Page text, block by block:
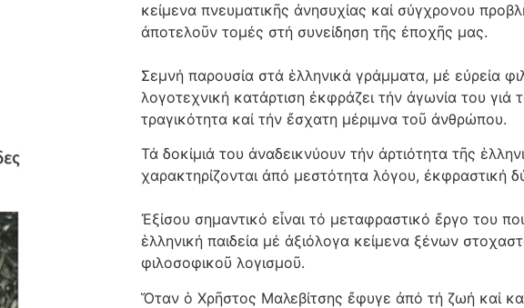
κείμενα πνευματικῆς ἀνησυχίας καί σύγχρονου
ἀποτελοῦν τομές στή συνείδηση τῆς ἐποχῆς μας.
Σεμνή παρουσία στά ἑλληνικά γράμματα, μέ εὐρεία
λογοτεχνική κατάρτιση ἐκφράζει τήν ἀγωνία του γιά
τραγικότητα καί τήν ἔσχατη μέριμνα τοῦ ἀνθρώπου.
Τά δοκίμιά του ἀναδεικνύουν τήν ἀρτιότητα τῆς
χαρακτηρίζονται ἀπό μεστότητα λόγου, ἐκφραστική
Ἐξίσου σημαντικό εἶναι τό μεταφραστικό ἔργο του
ἑλληνική παιδεία μέ ἀξιόλογα κείμενα ξένων
φιλοσοφικοῦ λογισμοῦ.
Ὅταν ὁ Χρῆστος Μαλεβίτσης ἔφυγε ἀπό τή ζωή καί